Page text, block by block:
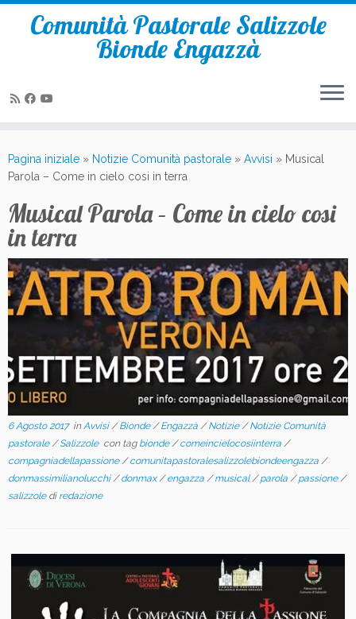
contenuto
Comunità Pastorale Salizzole
Bionde Engazzà
Pagina iniziale » Notizie Comunità pastorale » Avvisi » Musical
Parola – Come in cielo cosi in terra
Musical Parola – Come in cielo cosi
in terra
6 Agosto 2017inAvvisi/Bionde/Engazzà /Notizie/Notizie Comunità
pastorale/Salizzole con tag bionde/comeincielocosiinterra /
compagniadellapassione/comunitapastoralesalizzolebiondeengazza /
donmassimilianolucchi/donmax/engazza /musical/parola /passione/
salizzole di redazione